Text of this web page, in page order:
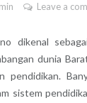
Leave a
dikenal
dunia
pendidikan.
sistem